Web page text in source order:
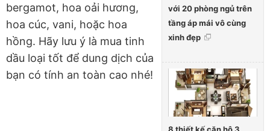
với 20 phòng ngủ trên
tầng áp mái vô cùng
xinh đẹp
bergamot, hoa oải hương,
hoa cúc, vani, hoặc hoa
hồng. Hãy lưu ý là mua tinh
dầu loại tốt để dung dịch của
bạn có tính an toàn cao nhé!